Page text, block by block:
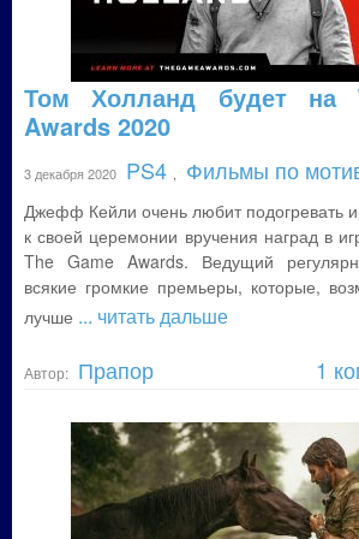
Том Холланд будет на
Awards 2020
3 декабря 2020 PS4 Фильмы по
Джефф Кейли очень любит подогревать
к своей церемонии вручения наград в
The Game Awards. Ведущий
всякие громкие премьеры, которые,
лучше ... читать дальше
Автор: Прапор 1